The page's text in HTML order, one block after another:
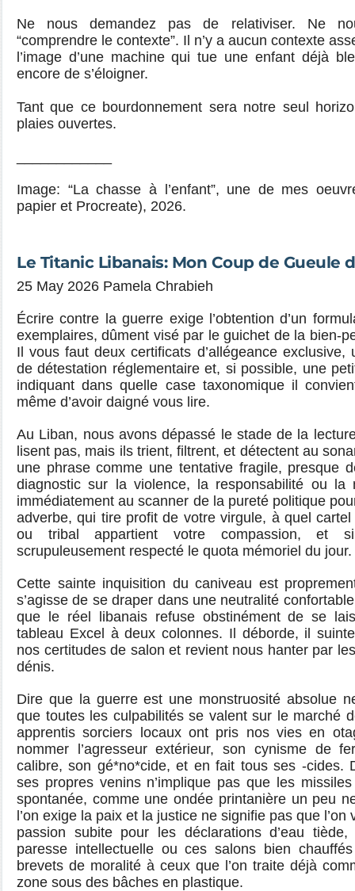
Ne nous demandez pas de relativiser. Ne
“comprendre le contexte”. Il n’y a aucun contexte
l’image d’une machine qui tue une enfant déjà
encore de s’éloigner.
Tant que ce bourdonnement sera notre seul
plaies ouvertes.
Image: “La chasse à l’enfant”, une de mes
papier et Procreate), 2026.
Le Titanic Libanais: Mon Coup de Gueule
25 May 2026 Pamela Chrabieh
Écrire contre la guerre exige l’obtention d’un
exemplaires, dûment visé par le guichet de la bien-
Il vous faut deux certificats d’allégeance exclusive,
de détestation réglementaire et, si possible, une
indiquant dans quelle case taxonomique il
même d’avoir daigné vous lire.
Au Liban, nous avons dépassé le stade de la
lisent pas, mais ils trient, filtrent, et détectent au
une phrase comme une tentative fragile, presque
diagnostic sur la violence, la responsabilité ou
immédiatement au scanner de la pureté politique
adverbe, qui tire profit de votre virgule, à quel
ou tribal appartient votre compassion, et
scrupuleusement respecté le quota mémoriel du jour.
Cette sainte inquisition du caniveau est
s’agisse de se draper dans une neutralité
que le réel libanais refuse obstinément de se
tableau Excel à deux colonnes. Il déborde, il
nos certitudes de salon et revient nous hanter par
dénis.
Dire que la guerre est une monstruosité absolue
que toutes les culpabilités se valent sur le marché
apprentis sorciers locaux ont pris nos vies en
nommer l’agresseur extérieur, son cynisme de
calibre, son gé*no*cide, et en fait tous ses -cides.
ses propres venins n’implique pas que les
spontanée, comme une ondée printanière un peu
l’on exige la paix et la justice ne signifie pas que
passion subite pour les déclarations d’eau
paresse intellectuelle ou ces salons bien
brevets de moralité à ceux que l’on traite déjà
zone sous des bâches en plastique.